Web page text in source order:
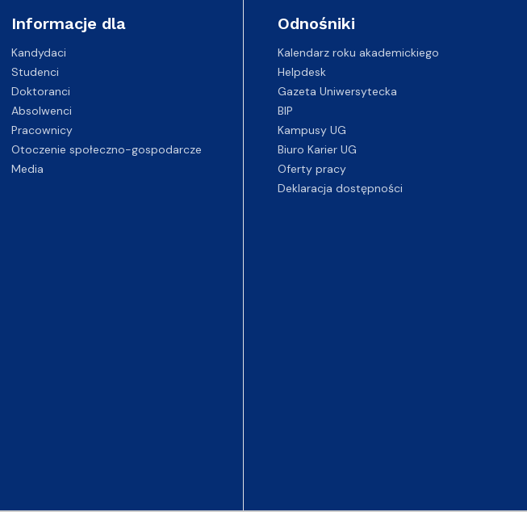
Informacje dla
Kandydaci
Studenci
Doktoranci
Absolwenci
Pracownicy
Otoczenie społeczno-gospodarcze
Media
Odnośniki
Kalendarz roku akademickiego
Helpdesk
Gazeta Uniwersytecka
BIP
Kampusy UG
Biuro Karier UG
Oferty pracy
Deklaracja dostępności